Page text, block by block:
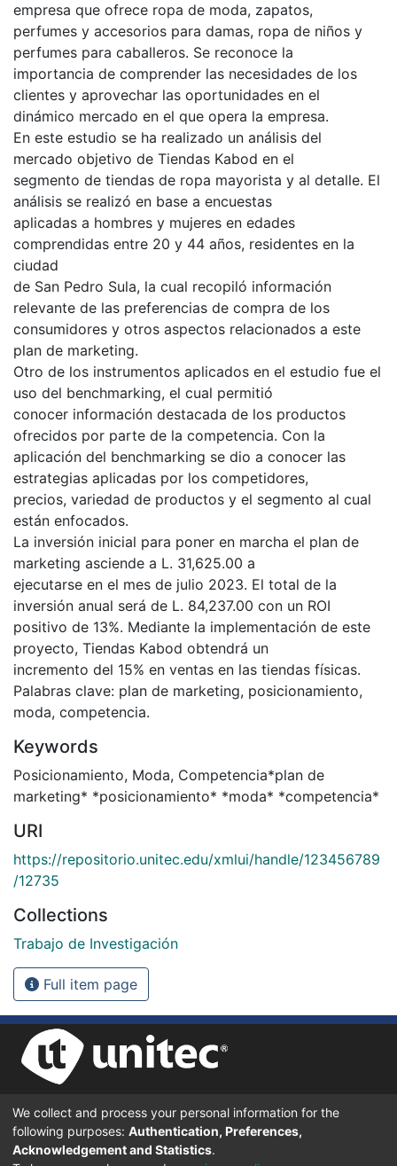
empresa que ofrece ropa de moda, zapatos,
perfumes y accesorios para damas, ropa de niños y
perfumes para caballeros. Se reconoce la
importancia de comprender las necesidades de los
clientes y aprovechar las oportunidades en el
dinámico mercado en el que opera la empresa.
En este estudio se ha realizado un análisis del
mercado objetivo de Tiendas Kabod en el
segmento de tiendas de ropa mayorista y al detalle. El
análisis se realizó en base a encuestas
aplicadas a hombres y mujeres en edades
comprendidas entre 20 y 44 años, residentes en la
ciudad
de San Pedro Sula, la cual recopiló información
relevante de las preferencias de compra de los
consumidores y otros aspectos relacionados a este
plan de marketing.
Otro de los instrumentos aplicados en el estudio fue el
uso del benchmarking, el cual permitió
conocer información destacada de los productos
ofrecidos por parte de la competencia. Con la
aplicación del benchmarking se dio a conocer las
estrategias aplicadas por los competidores,
precios, variedad de productos y el segmento al cual
están enfocados.
La inversión inicial para poner en marcha el plan de
marketing asciende a L. 31,625.00 a
ejecutarse en el mes de julio 2023. El total de la
inversión anual será de L. 84,237.00 con un ROI
positivo de 13%. Mediante la implementación de este
proyecto, Tiendas Kabod obtendrá un
incremento del 15% en ventas en las tiendas físicas.
Palabras clave: plan de marketing, posicionamiento,
moda, competencia.
Keywords
Posicionamiento, Moda, Competencia*plan de
marketing* *posicionamiento* *moda* *competencia*
URI
https://repositorio.unitec.edu/xmlui/handle/123456789
/12735
Collections
Trabajo de Investigación
Full item page
UNIVERSIDAD TECNOLÓGICA CENTROAMERICANA UNITEC
BOULEVARD KENNEDY, V-782, FRENTE A RESIDENCIAL HONDURAS.
TEGUCIGALPA, FRANCISCO MORAZÁN, 11101
We collect and process your personal information for the
following purposes: Authentication, Preferences,
Acknowledgement and Statistics.